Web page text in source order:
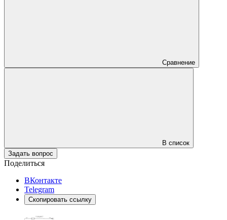
Сравнение
В список
Задать вопрос
Поделиться
ВКонтакте
Telegram
Скопировать ссылку